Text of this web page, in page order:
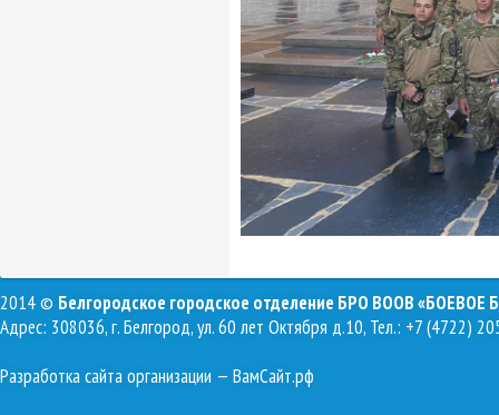
2014 © Белгородское городское отделение БРО ВООВ «БОЕВОЕ
Адрес: 308036, г. Белгород, ул. 60 лет Октября д.10, Тел.: +7 (4722)
Разработка сайта организации — ВамСайт.рф